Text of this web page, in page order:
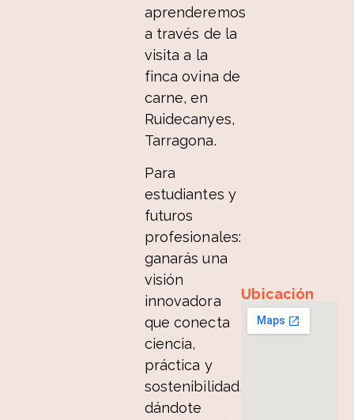
aprenderemos
a través de la
visita a la
finca ovina de
carne, en
Ruidecanyes,
Tarragona.
Para
estudiantes y
futuros
profesionales:
ganarás una
visión
innovadora
que conecta
ciencia,
práctica y
sostenibilidad,
dándote
Ubicación